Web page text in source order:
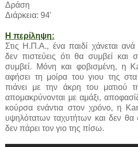
Δράση
Διάρκεια: 94'
Η περίληψη:
Στις Η.Π.Α., ένα παιδί χάνεται
δεν πιστεύεις ότι θα συμβεί και
συμβεί. Μόνη και φοβισμένη, η
αφήσει τη μοίρα του γιου της
πιάνει με την άκρη του ματιού
απομακρύνονται με αμάξι,
κούρσα ενάντια στον χρόνο, η
υψηλότατων ταχυτήτων και δεν θα
δεν πάρει τον γιο της πίσω.